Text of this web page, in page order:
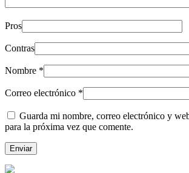
Pros
Contras
Nombre *
Correo electrónico *
Guarda mi nombre, correo electrónico y
para la próxima vez que comente.